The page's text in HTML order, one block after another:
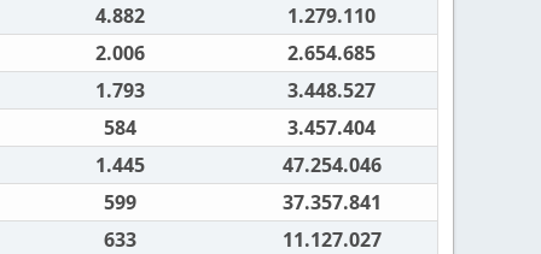
4.882
1.279.110
2.006
2.654.685
1.793
3.448.527
584
3.457.404
1.445
47.254.046
599
37.357.841
633
11.127.027